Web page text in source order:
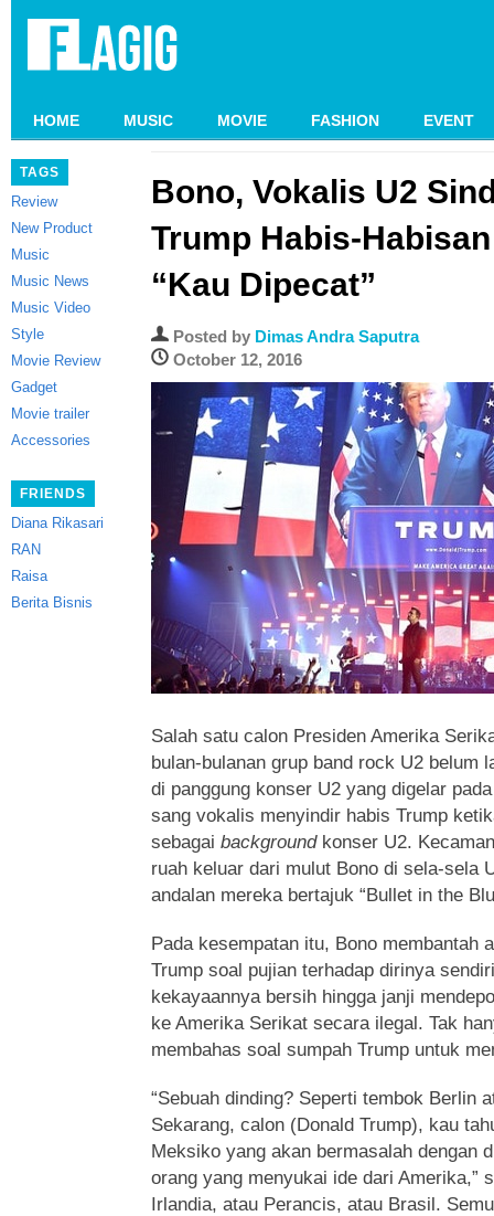
HOME MUSIC MOVIE FASHION EVENT
TAGS
Review
New Product
Music
Music News
Music Video
Style
Movie Review
Gadget
Movie trailer
Accessories
FRIENDS
Diana Rikasari
RAN
Raisa
Berita Bisnis
Bono, Vokalis U2
Trump Habis-
“Kau Dipecat”
Posted by Dimas Andra Saputra
October 12, 2016
Salah satu calon Presiden Amerika
bulan-bulanan grup band rock U2 belum
di panggung konser U2 yang digelar
sang vokalis menyindir habis Trump
sebagai backgroundkonser U2.
ruah keluar dari mulut Bono di sela-sela
andalan mereka bertajuk “Bullet in the
Pada kesempatan itu, Bono membantah
Trump soal pujian terhadap dirinya
kekayaannya bersih hingga janji
ke Amerika Serikat secara ilegal. Tak
membahas soal sumpah Trump untuk
“Sebuah dinding? Seperti tembok Berlin
Sekarang, calon (Donald Trump), kau
Meksiko yang akan bermasalah dengan
orang yang menyukai ide dari Amerika,”
Irlandia, atau Perancis, atau Brasil.